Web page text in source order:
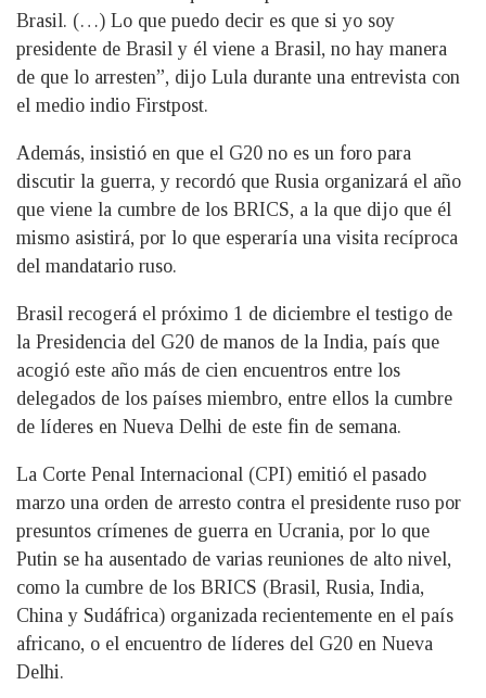
Brasil. (…) Lo que puedo decir es que si yo soy
presidente de Brasil y él viene a Brasil, no hay manera
de que lo arresten”, dijo Lula durante una entrevista con
el medio indio Firstpost.
Además, insistió en que el G20 no es un foro para
discutir la guerra, y recordó que Rusia organizará el año
que viene la cumbre de los BRICS, a la que dijo que él
mismo asistirá, por lo que esperaría una visita recíproca
del mandatario ruso.
Brasil recogerá el próximo 1 de diciembre el testigo de
la Presidencia del G20 de manos de la India, país que
acogió este año más de cien encuentros entre los
delegados de los países miembro, entre ellos la cumbre
de líderes en Nueva Delhi de este fin de semana.
La Corte Penal Internacional (CPI) emitió el pasado
marzo una orden de arresto contra el presidente ruso por
presuntos crímenes de guerra en Ucrania, por lo que
Putin se ha ausentado de varias reuniones de alto nivel,
como la cumbre de los BRICS (Brasil, Rusia, India,
China y Sudáfrica) organizada recientemente en el país
africano, o el encuentro de líderes del G20 en Nueva
Delhi.